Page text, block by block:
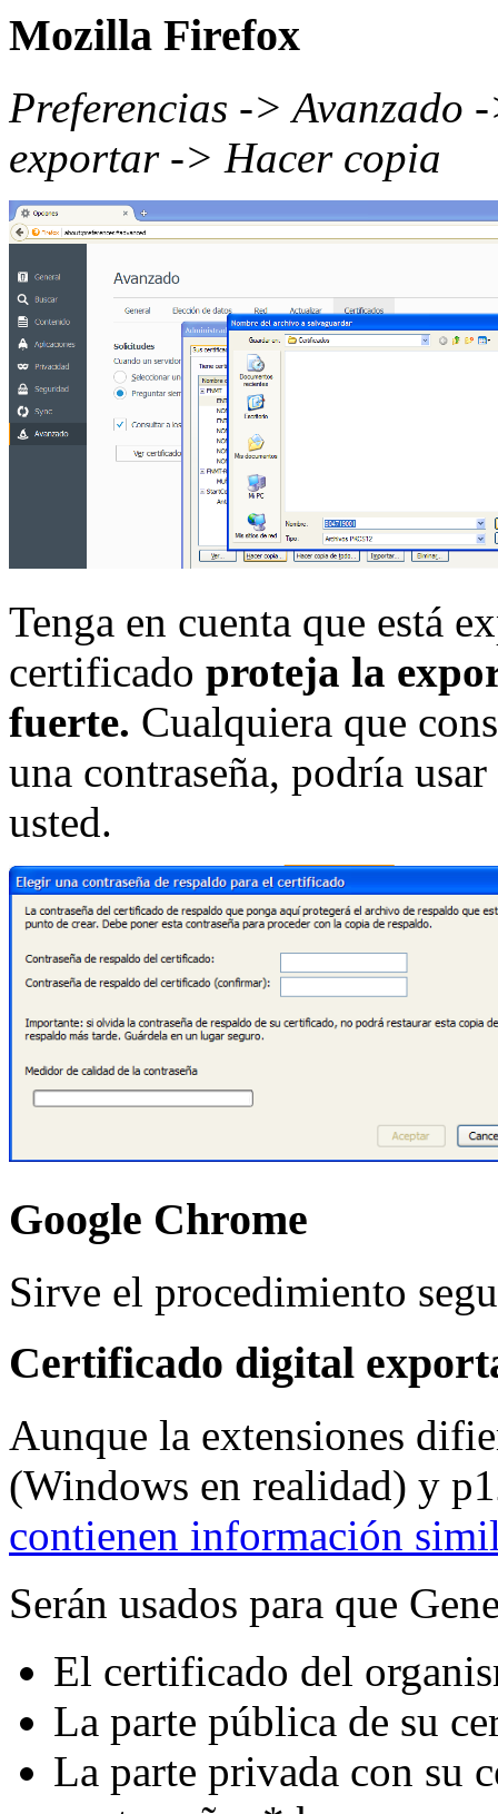
Mozilla Firefox
Preferencias -> Avanzado
exportar -> Hacer copia
Tenga en cuenta que está
certificado proteja la
fuerte. Cualquiera que
una contraseña, podría
usted.
Google Chrome
Sirve el procedimiento
Certificado digital
Aunque la extensiones
(Windows en realidad) y
contienen información
Serán usados para que
El certificado del
La parte pública de su
La parte privada con su